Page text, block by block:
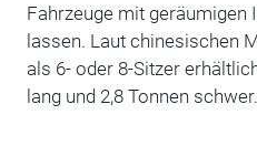
Fahrzeuge mit geräumigen
lassen. Laut chinesischen
als 6- oder 8-Sitzer
lang und 2,8 Tonnen schwer.